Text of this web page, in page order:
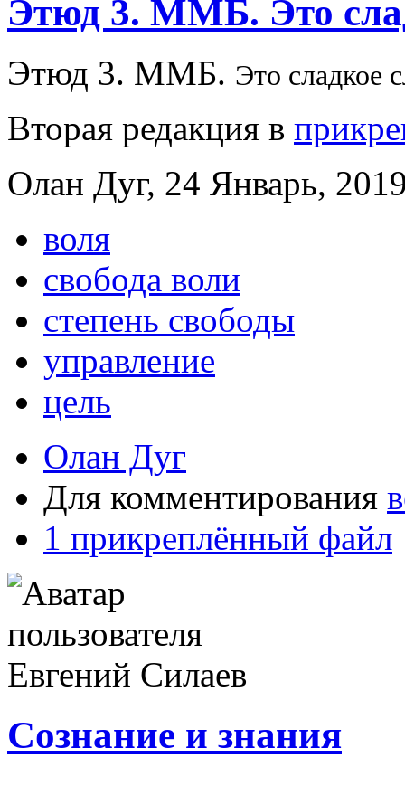
Этюд 3. ММБ. Это
Этюд 3. ММБ. Это сладкое
Вторая редакция в
Олан Дуг, 24 Январь,
воля
свобода воли
степень свободы
управление
цель
Олан Дуг
Для комментирования
1 прикреплённый файл
Сознание и знания